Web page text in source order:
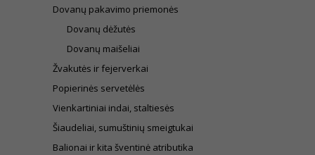
Dovanų pakavimo priemonės
Dovanų dėžutės
Dovanų maišeliai
Žvakutės ir fejerverkai
Popierinės servetėlės
Vienkartiniai indai, staltiesės
Šiaudeliai, sumuštinių smeigtukai
Balionai ir kita šventinė atributika